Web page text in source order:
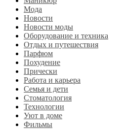
Мода
Новости
Новости моды
Оборудование и техника
Отдых и путешествия
Парфюм
Похудение
Прически
Работа и карьера
Семья и дети
Стоматология
Технологии
Уют в доме
Фильмы